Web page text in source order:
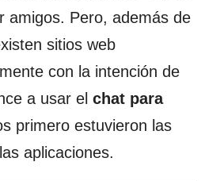
amigos. Pero, además de
sitios web
con la intención de
a usar el chat para
primero estuvieron las
aplicaciones.